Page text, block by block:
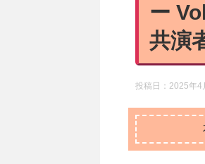
ー
共演
投稿日： 2025年4